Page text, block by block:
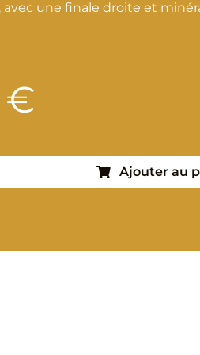
une finale droite et
€
Ajouter au